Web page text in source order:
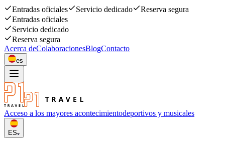
Entradas oficiales Servicio dedicado
Reserva segura
Entradas oficiales
Servicio dedicado
Reserva segura
Acerca deColaboracionesBlogContacto
es
Acceso a los mayores acontecimientodeportivos y musicales
ES